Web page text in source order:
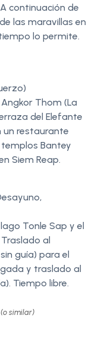
continuación de
las maravillas en
lo permite.
Thom (La
del Elefante
un restaurante
Bantey
Siem Reap.
Tonle Sap y el
al
guía) para el
y traslado al
Tiempo libre.
similar)